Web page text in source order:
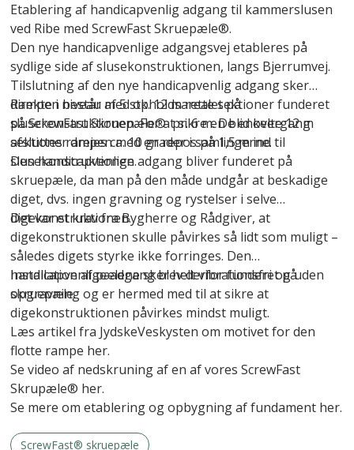
Etablering af handicapvenlig adgang til kammerslusen
ved Ribe med ScrewFast Skruepæle®.
Den nye handicapvenlige adgangsvej etableres på
sydlige side af slusekonstruktionen, langs Bjerrumvej.
Tilslutning af den nye handicapvenlig adgang sker
direkte i niveau med opholdsarealet på
slusekonstruktionen. For at sikre en blid overgang
afsluttes rampen med en repos på 1,5 m ind til
slusekonstruktionen.
Rampen består af 5 stk. 12 m rette sektioner funderet
påScrewFast Skruepæle® pr. 6 m. De enkelte 12 m
sektioner drejes ca. 10 grader i samlingerne.
Den handicapvenlige adgang bliver funderet på
skruepæle, da man på den måde undgår at beskadige
diget, dvs. ingen gravning og rystelser i selve
digekonstruktionen.
Det var et krav fra Bygherre og Rådgiver, at
digekonstruktionen skulle påvirkes så lidt som muligt –
således digets styrke ikke forringes. Den
handicapvenlige adgang blev derfor funderet på
skruepæle.
Installation af pælene sker helt vibrationsfri og uden
opgravning og er hermed med til at sikre at
digekonstruktionen påvirkes mindst muligt.
Læs artikel fra JydskeVeskysten om motivet for den
flotte rampe her.
Se video af nedskruning af en af vores ScrewFast
Skrupæle® her.
Se mere om etablering og opbygning af fundament her.
ScrewFast® skruepæle